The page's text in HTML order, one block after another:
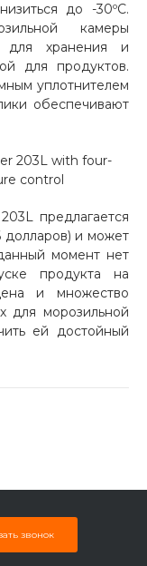
раз в 2
до -30ºC.
камеры
хранения и
для продуктов.
уплотнителем
обеспечивают
предлагается
долларов) и может
момент нет
продукта на
и множество
для морозильной
ей достойный
звонок